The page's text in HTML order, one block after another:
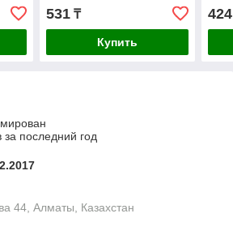
531₸
Купить
424
последний год
44, Алматы, Казахстан